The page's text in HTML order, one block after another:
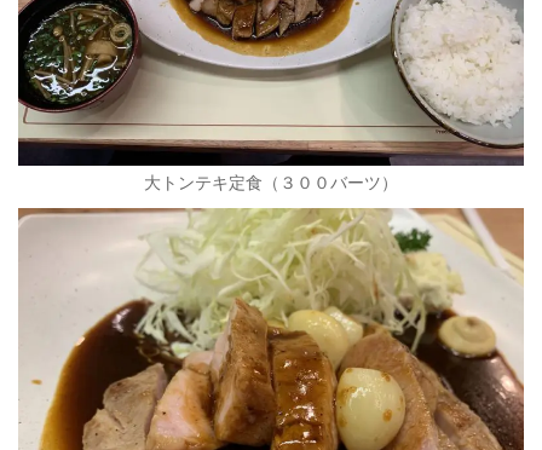
大トンテキ定食（３００バーツ）